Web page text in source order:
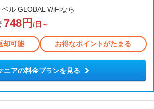
ル GLOBAL WiFiなら
748円 /日～
却可能 お得なポイントがたまる
ニアの料金プランを見る